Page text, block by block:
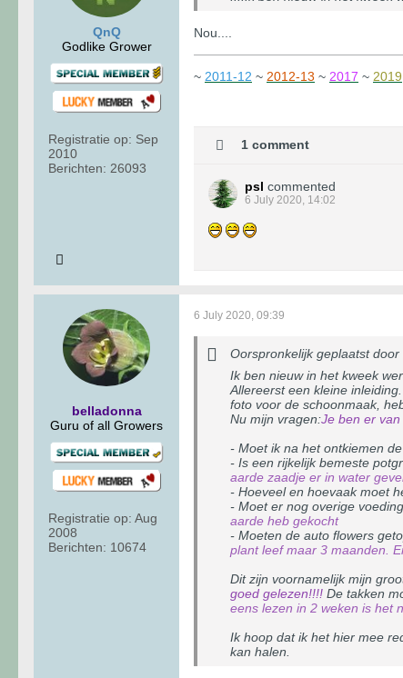
QnQ
Godlike Grower
Registratie op: Sep
2010
Berichten: 26093
Nou....
~ 2011-12 ~ 2012-13 ~ 2017 ~ 2019
1 comment
psl commented
6 July 2020, 14:02
belladonna
Guru of all Growers
Registratie op: Aug
2008
Berichten: 10674
6 July 2020, 09:39
Oorspronkelijk geplaatst door
Ik ben nieuw in het kweek
Allereerst een kleine
foto voor de schoonmaak,
Nu mijn vragen:Je ben er
- Moet ik na het ontkiemen
- Is een rijkelijk bemeste
aarde zaadje er in water
- Hoeveel en hoevaak moet
- Moet er nog overige
aarde heb gekocht
- Moeten de auto flowers
plant leef maar 3 maanden.
Dit zijn voornamelijk mijn
goed gelezen!!!! De takken
eens lezen in 2 weken is het
Ik hoop dat ik het hier mee
kan halen.